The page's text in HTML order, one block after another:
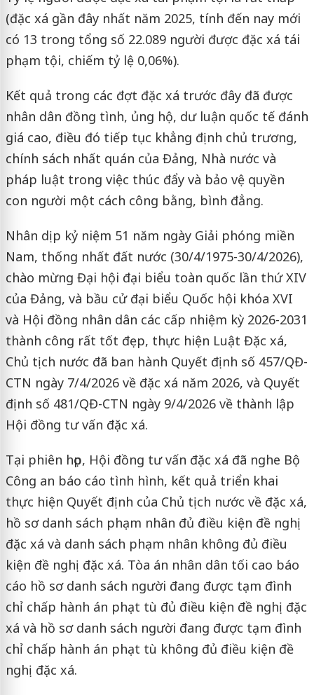
(đặc xá gần đây nhất năm 2025, tính đến nay mới
có 13 trong tổng số 22.089 người được đặc xá tái
phạm tội, chiếm tỷ lệ 0,06%).
Kết quả trong các đợt đặc xá trước đây đã được
nhân dân đồng tình, ủng hộ, dư luận quốc tế đánh
giá cao, điều đó tiếp tục khẳng định chủ trương,
chính sách nhất quán của Đảng, Nhà nước và
pháp luật trong việc thúc đẩy và bảo vệ quyền
con người một cách công bằng, bình đẳng.
Nhân dịp kỷ niệm 51 năm ngày Giải phóng miền
Nam, thống nhất đất nước (30/4/1975-30/4/2026),
chào mừng Đại hội đại biểu toàn quốc lần thứ XIV
của Đảng, và bầu cử đại biểu Quốc hội khóa XVI
và Hội đồng nhân dân các cấp nhiệm kỳ 2026-2031
thành công rất tốt đẹp, thực hiện Luật Đặc xá,
Chủ tịch nước đã ban hành Quyết định số 457/QĐ-
CTN ngày 7/4/2026 về đặc xá năm 2026, và Quyết
định số 481/QĐ-CTN ngày 9/4/2026 về thành lập
Hội đồng tư vấn đặc xá.
Tại phiên họp, Hội đồng tư vấn đặc xá đã nghe Bộ
Công an báo cáo tình hình, kết quả triển khai
thực hiện Quyết định của Chủ tịch nước về đặc xá,
hồ sơ danh sách phạm nhân đủ điều kiện đề nghị
đặc xá và danh sách phạm nhân không đủ điều
kiện đề nghị đặc xá. Tòa án nhân dân tối cao báo
cáo hồ sơ danh sách người đang được tạm đình
chỉ chấp hành án phạt tù đủ điều kiện đề nghị đặc
xá và hồ sơ danh sách người đang được tạm đình
chỉ chấp hành án phạt tù không đủ điều kiện đề
nghị đặc xá.